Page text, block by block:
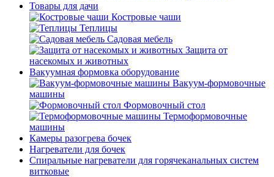
Товары для дачи
Костровые чаши
Теплицы
Садовая мебель
Защита от
насекомых и животных
Вакуумная формовка оборудование
Вакуум-формовочные
машины
Формовочный стол
Термоформовочные
машины
Камеры разогрева бочек
Нагреватели для бочек
Спиральные нагреватели для горячеканальных систем
витковые